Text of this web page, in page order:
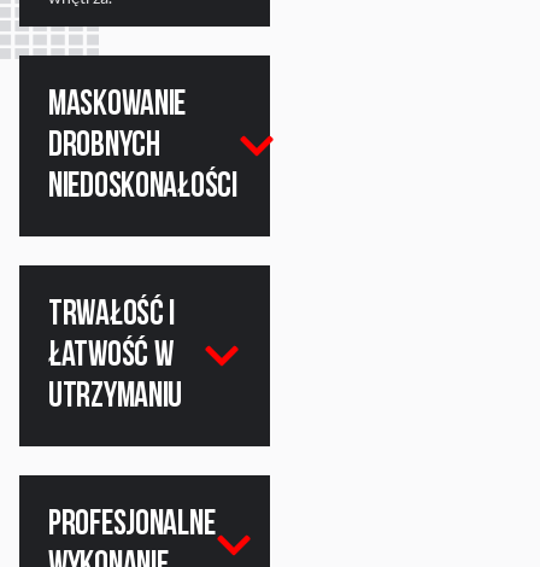
Maskowanie
drobnych
niedoskonałości
Trwałość i
łatwość w
utrzymaniu
Profesjonalne